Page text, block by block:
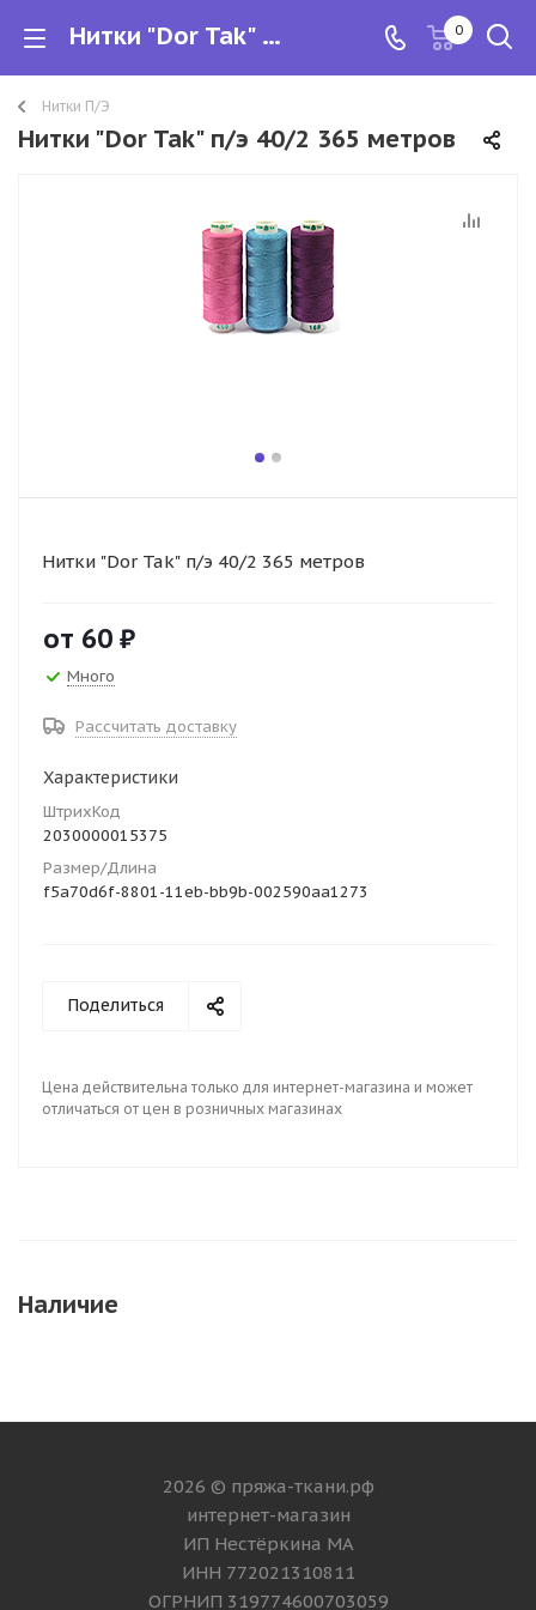
Нитки "Dor Tak" п/э 40/2 365 метров 0
Нитки П/Э
Нитки "Dor Tak" п/э 40/2 365 метров
Нитки "Dor Tak" п/э 40/2 365 метров
от 60 ₽
Много
Рассчитать доставку
Характеристики
ШтрихКод
2030000015375
Размер/Длина
f5a70d6f-8801-11eb-bb9b-002590aa1273
Поделиться
Цена действительна только для интернет-магазина и может
отличаться от цен в розничных магазинах
Наличие
2026 © пряжа-ткани.рф
интернет-магазин
ИП Нестёркина МА
ИНН 772021310811
ОГРНИП 319774600703059